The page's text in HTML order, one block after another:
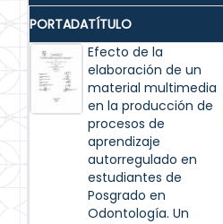
PORTADATÍTULO
Efecto de la
elaboración de un
material multimedia
en la producción de
procesos de
aprendizaje
autorregulado en
estudiantes de
Posgrado en
Odontología. Un